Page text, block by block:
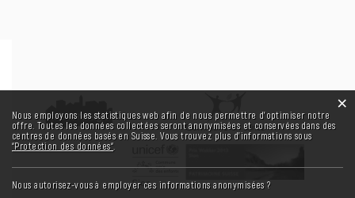
Statistiques web
Nous employons les statistiques web afin de nous permettre d'optimiser notre
offre. Toutes les données collectées seront anonymisées et conservées dans des
centres de données basés en Suisse. Vous trouvez plus d'informations sous
“Protection des données“
Nous autorisez-vous à employer ces informations anonymisées ?
×